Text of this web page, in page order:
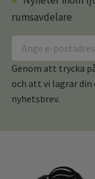
rumsavdelare
Genom att trycka
och att vi lagrar
nyhetsbrev.